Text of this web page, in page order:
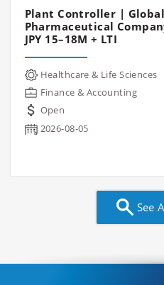
Plant Controller | Global
Pharmaceutical
JPY 15–18M + LTI
Healthcare & Life Sciences
Finance & Accounting
Open
2026-08-05
See